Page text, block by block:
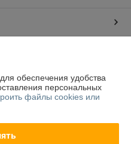
обеспечения удобства
персональных
файлы cookies или